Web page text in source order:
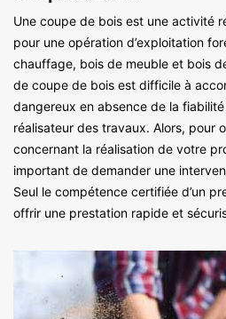
Une coupe de bois est une activité
pour une opération d’exploitation
chauffage, bois de meuble et bois
de coupe de bois est difficile à
dangereux en absence de la
réalisateur des travaux. Alors, pour
concernant la réalisation de votre
important de demander une
Seul le compétence certifiée d’un
offrir une prestation rapide et